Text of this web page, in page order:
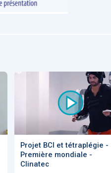
Projet BCI et tétraplégie -
Première mondiale -
Clinatec